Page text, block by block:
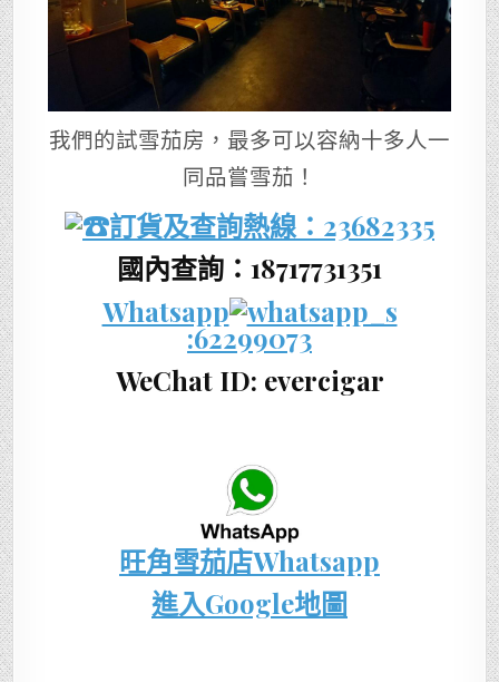
我們的試雪茄房，最多可以容納十多人一
同品嘗雪茄！
訂貨及查詢熱線： 23682335
國內查詢：18717731351
Whatsapp
:62299073
WeChat ID: evercigar
旺角雪茄店Whatsapp
進入Google地圖